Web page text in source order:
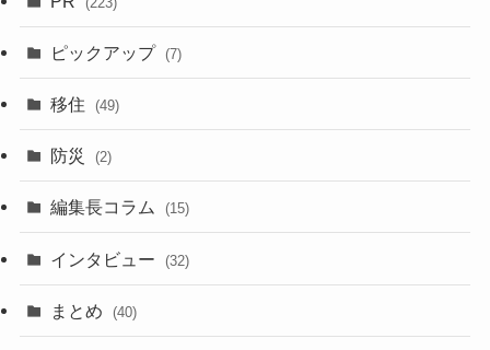
ピックアップ (7)
移住 (49)
防災 (2)
編集長コラム (15)
インタビュー (32)
まとめ (40)